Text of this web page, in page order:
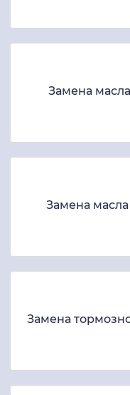
Замена
Замена
Замена